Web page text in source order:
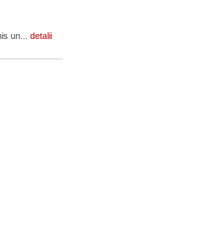
un... detalii